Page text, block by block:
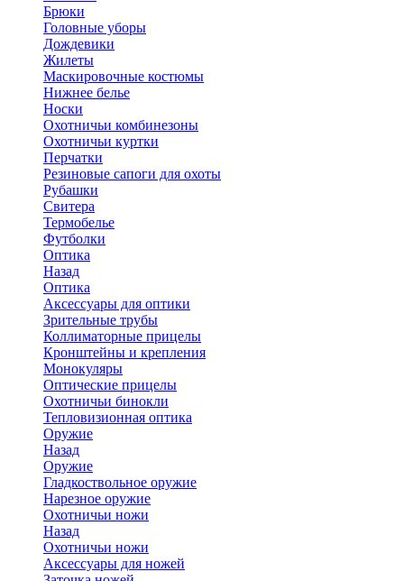
Брюки
Головные уборы
Дождевики
Жилеты
Маскировочные костюмы
Нижнее белье
Носки
Охотничьи комбинезоны
Охотничьи куртки
Перчатки
Резиновые сапоги для охоты
Рубашки
Свитера
Термобелье
Футболки
Оптика
Назад
Оптика
Аксессуары для оптики
Зрительные трубы
Коллиматорные прицелы
Кронштейны и крепления
Монокуляры
Оптические прицелы
Охотничьи бинокли
Тепловизионная оптика
Оружие
Назад
Оружие
Гладкоствольное оружие
Нарезное оружие
Охотничьи ножи
Назад
Охотничьи ножи
Аксессуары для ножей